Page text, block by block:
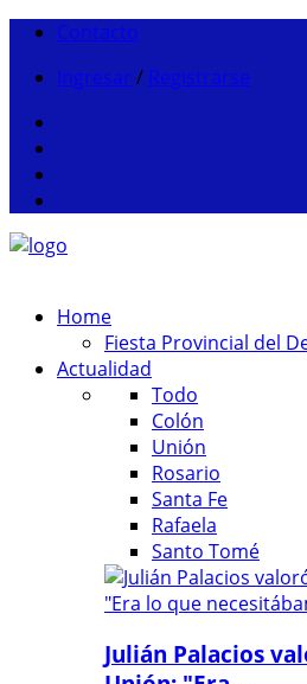
Contacto
Ingresar / Registrarse
Home
Fiesta Provincial del
Actualidad
Todo
Colón
Unión
Rosario
Santa Fe
Rafaela
Santo Tomé
Julián Palacios